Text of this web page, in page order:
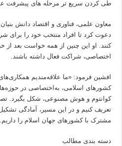
طی کردن سریع تر مرحله های پیشرفت
معاون علمی، فناوری و اقتصاد دانش
دعوت کرد تا افراد منتخب خود را برای
کنند. او این چنین از همه خواست بعد
اختصاصی، شراکت فعال داشته باشند.
افشین فرمود: «ما علاقه‌مندیم همکاری‌های
کشورهای اسلامی، به‌اختصاصی در
کوانتوم و هوش مصنوعی، شکل بگیرد.
تعریف کنیم و در این مسیر، آمادگی
مشترک با کشورهای جهان اسلام را
دسته بندی مطالب